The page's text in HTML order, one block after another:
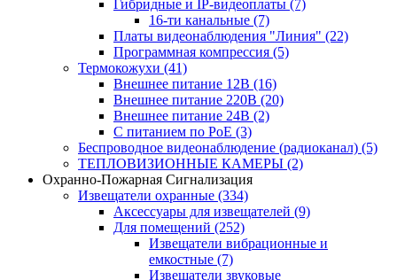
Гибридные и IP-видеоплаты (7)
16-ти канальные (7)
Платы видеонаблюдения "Линия" (22)
Программная компрессия (5)
Термокожухи (41)
Внешнее питание 12В (16)
Внешнее питание 220В (20)
Внешнее питание 24В (2)
С питанием по PoE (3)
Беспроводное видеонаблюдение (радиоканал) (5)
ТЕПЛОВИЗИОННЫЕ КАМЕРЫ (2)
Охранно-Пожарная Сигнализация
Извещатели охранные (334)
Аксессуары для извещателей (9)
Для помещений (252)
Извещатели вибрационные и
емкостные (7)
Извещатели звуковые